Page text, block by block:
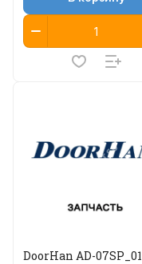
DoorHan AD-07SP_01